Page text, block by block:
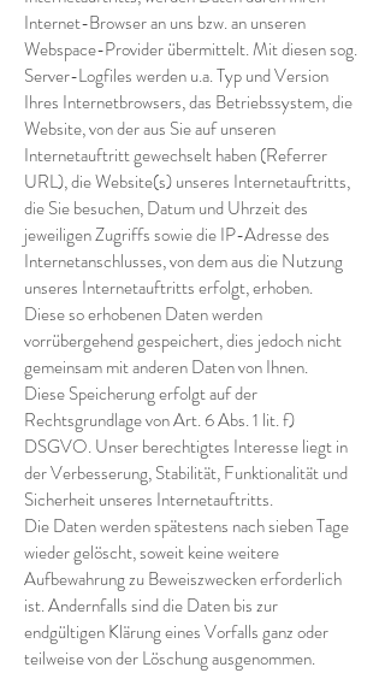
Internet-Browser an uns bzw. an unseren
Webspace-Provider übermittelt. Mit diesen sog.
Server-Logfiles werden u.a. Typ und Version
Ihres Internetbrowsers, das Betriebssystem, die
Website, von der aus Sie auf unseren
Internetauftritt gewechselt haben (Referrer
URL), die Website(s) unseres Internetauftritts,
die Sie besuchen, Datum und Uhrzeit des
jeweiligen Zugriffs sowie die IP-Adresse des
Internetanschlusses, von dem aus die Nutzung
unseres Internetauftritts erfolgt, erhoben.
Diese so erhobenen Daten werden
vorrübergehend gespeichert, dies jedoch nicht
gemeinsam mit anderen Daten von Ihnen.
Diese Speicherung erfolgt auf der
Rechtsgrundlage von Art. 6 Abs. 1 lit. f)
DSGVO. Unser berechtigtes Interesse liegt in
der Verbesserung, Stabilität, Funktionalität und
Sicherheit unseres Internetauftritts.
Die Daten werden spätestens nach sieben Tage
wieder gelöscht, soweit keine weitere
Aufbewahrung zu Beweiszwecken erforderlich
ist. Andernfalls sind die Daten bis zur
endgültigen Klärung eines Vorfalls ganz oder
teilweise von der Löschung ausgenommen.